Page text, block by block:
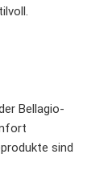
Bellagio-
sind